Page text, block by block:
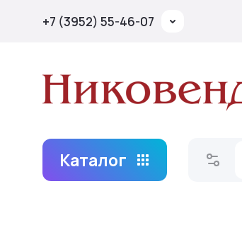
+7 (3952) 55-46-07
Каталог